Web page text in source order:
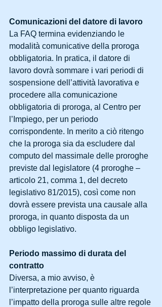
Comunicazioni del datore di lavoro
La FAQ termina evidenziando le
modalità comunicative della proroga
obbligatoria. In pratica, il datore di
lavoro dovrà sommare i vari periodi di
sospensione dell’attività lavorativa e
procedere alla comunicazione
obbligatoria di proroga, al Centro per
l’Impiego, per un periodo
corrispondente. In merito a ciò ritengo
che la proroga sia da escludere dal
computo del massimale delle proroghe
previste dal legislatore (4 proroghe –
articolo 21, comma 1, del decreto
legislativo 81/2015), così come non
dovrà essere prevista una causale alla
proroga, in quanto disposta da un
obbligo legislativo.
Periodo massimo di durata del
contratto
Diversa, a mio avviso, è
l’interpretazione per quanto riguarda
l’impatto della proroga sulle altre regole